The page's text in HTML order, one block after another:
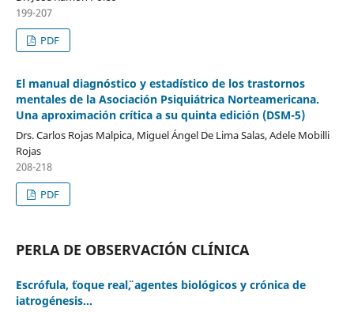
199-207
PDF
El manual diagnóstico y estadístico de los trastornos
mentales de la Asociación Psiquiátrica Norteamericana.
Una aproximación crítica a su quinta edición (DSM-5)
Drs. Carlos Rojas Malpica, Miguel Ángel De Lima Salas, Adele Mobilli
Rojas
208-218
PDF
PERLA DE OBSERVACIÓN CLÍNICA
Escrófula, ¨toque real¨, agentes biológicos y crónica de
iatrogénesis…